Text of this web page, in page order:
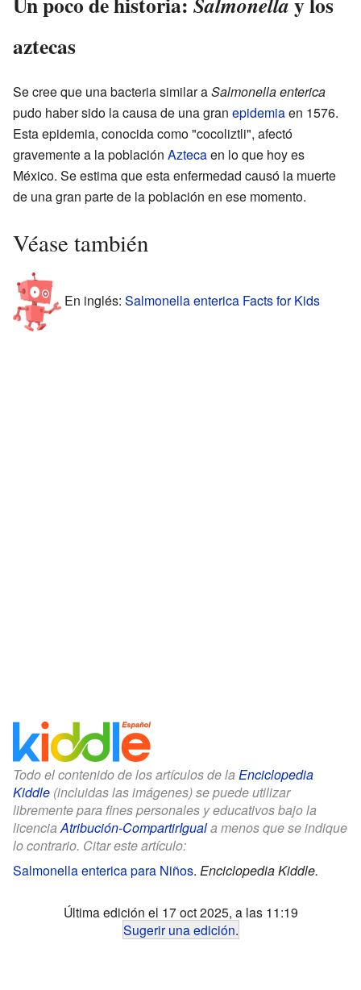
aztecas
Se cree que una bacteria similar aSalmonella enterica
pudo haber sido la causa de una gran epidemiaen 1576.
Esta epidemia, conocida como "cocoliztli", afectó
gravemente a la población Aztecaen lo que hoy es
México. Se estima que esta enfermedad causó la muerte
de una gran parte de la población en ese momento.
Véase también
En inglés: Salmonella enterica Facts for Kids
Todo el contenido de los artículos de la Enciclopedia
Kiddle (incluidas las imágenes) se puede utilizar
libremente para fines personales y educativos bajo la
licenciaAtribución-CompartirIguala menos que se indique
lo contrario. Citar este artículo:
Salmonella enterica para Niños. Enciclopedia Kiddle.
Última edición el 17 oct 2025, a las 11:19
Sugerir una edición.